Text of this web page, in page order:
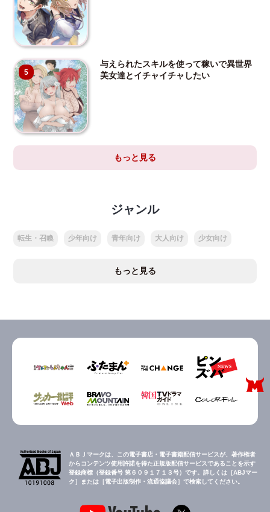
5
与えられたスキルを使って稼いで異世界
美女達とイチャイチャしたい
もっと見る
ジャンル
転生・召喚 少年向け 青年向け 大人向け 少女向け
もっと見る
ＡＢＪマークは、この電子書店・電子書籍配信サービスが、著作権者
からコンテンツ使用許諾を得た正規版配信サービスであることを示す
登録商標（登録番号 第６０９１７１３号）です。詳しくは［ABJマー
ク］または［電子出版制作・流通協議会］で検索してください。